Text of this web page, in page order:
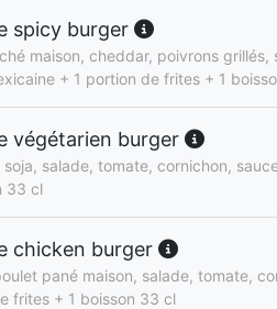
spicy burger
maison, cheddar, poivrons
+ 1 portion de frites + 1
végétarien burger
soja, salade, tomate, cornichon,
33 cl
chicken burger
pané maison, salade, tomate,
frites + 1 boisson 33 cl